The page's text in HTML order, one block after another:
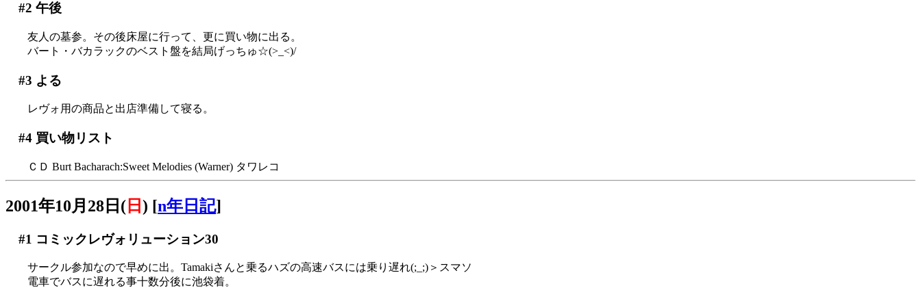
#2 午後
友人の墓参。その後床屋に行って、更に買い物に出る。
バート・バカラックのベスト盤を結局げっちゅ☆(>_<)/
#3 よる
レヴォ用の商品と出店準備して寝る。
#4買い物リスト
ＣＤ Burt Bacharach:Sweet Melodies (Warner) タワレコ
2001年10月28日( 日 ) [n年日記]
#1 コミックレヴォリューション30
サークル参加なので早めに出。Tamakiさんと乗るハズの高速バスには乗り遅れ(;_;)＞スマソ
電車でバスに遅れる事十数分後に池袋着。